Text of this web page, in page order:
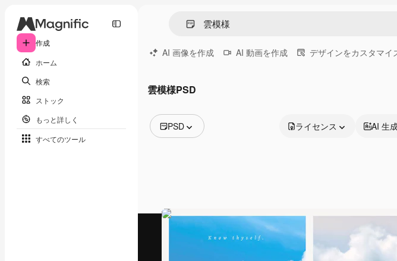
作成
ホーム
検索
ストック
もっと詳しく
すべてのツール
AI 画像を作成 AI 動画を作成 デザインをカスタマイ
雲模様PSD
PSD
動画
映像素材
モーショングラフィックス
動画テンプレート
ライセンス AI 生